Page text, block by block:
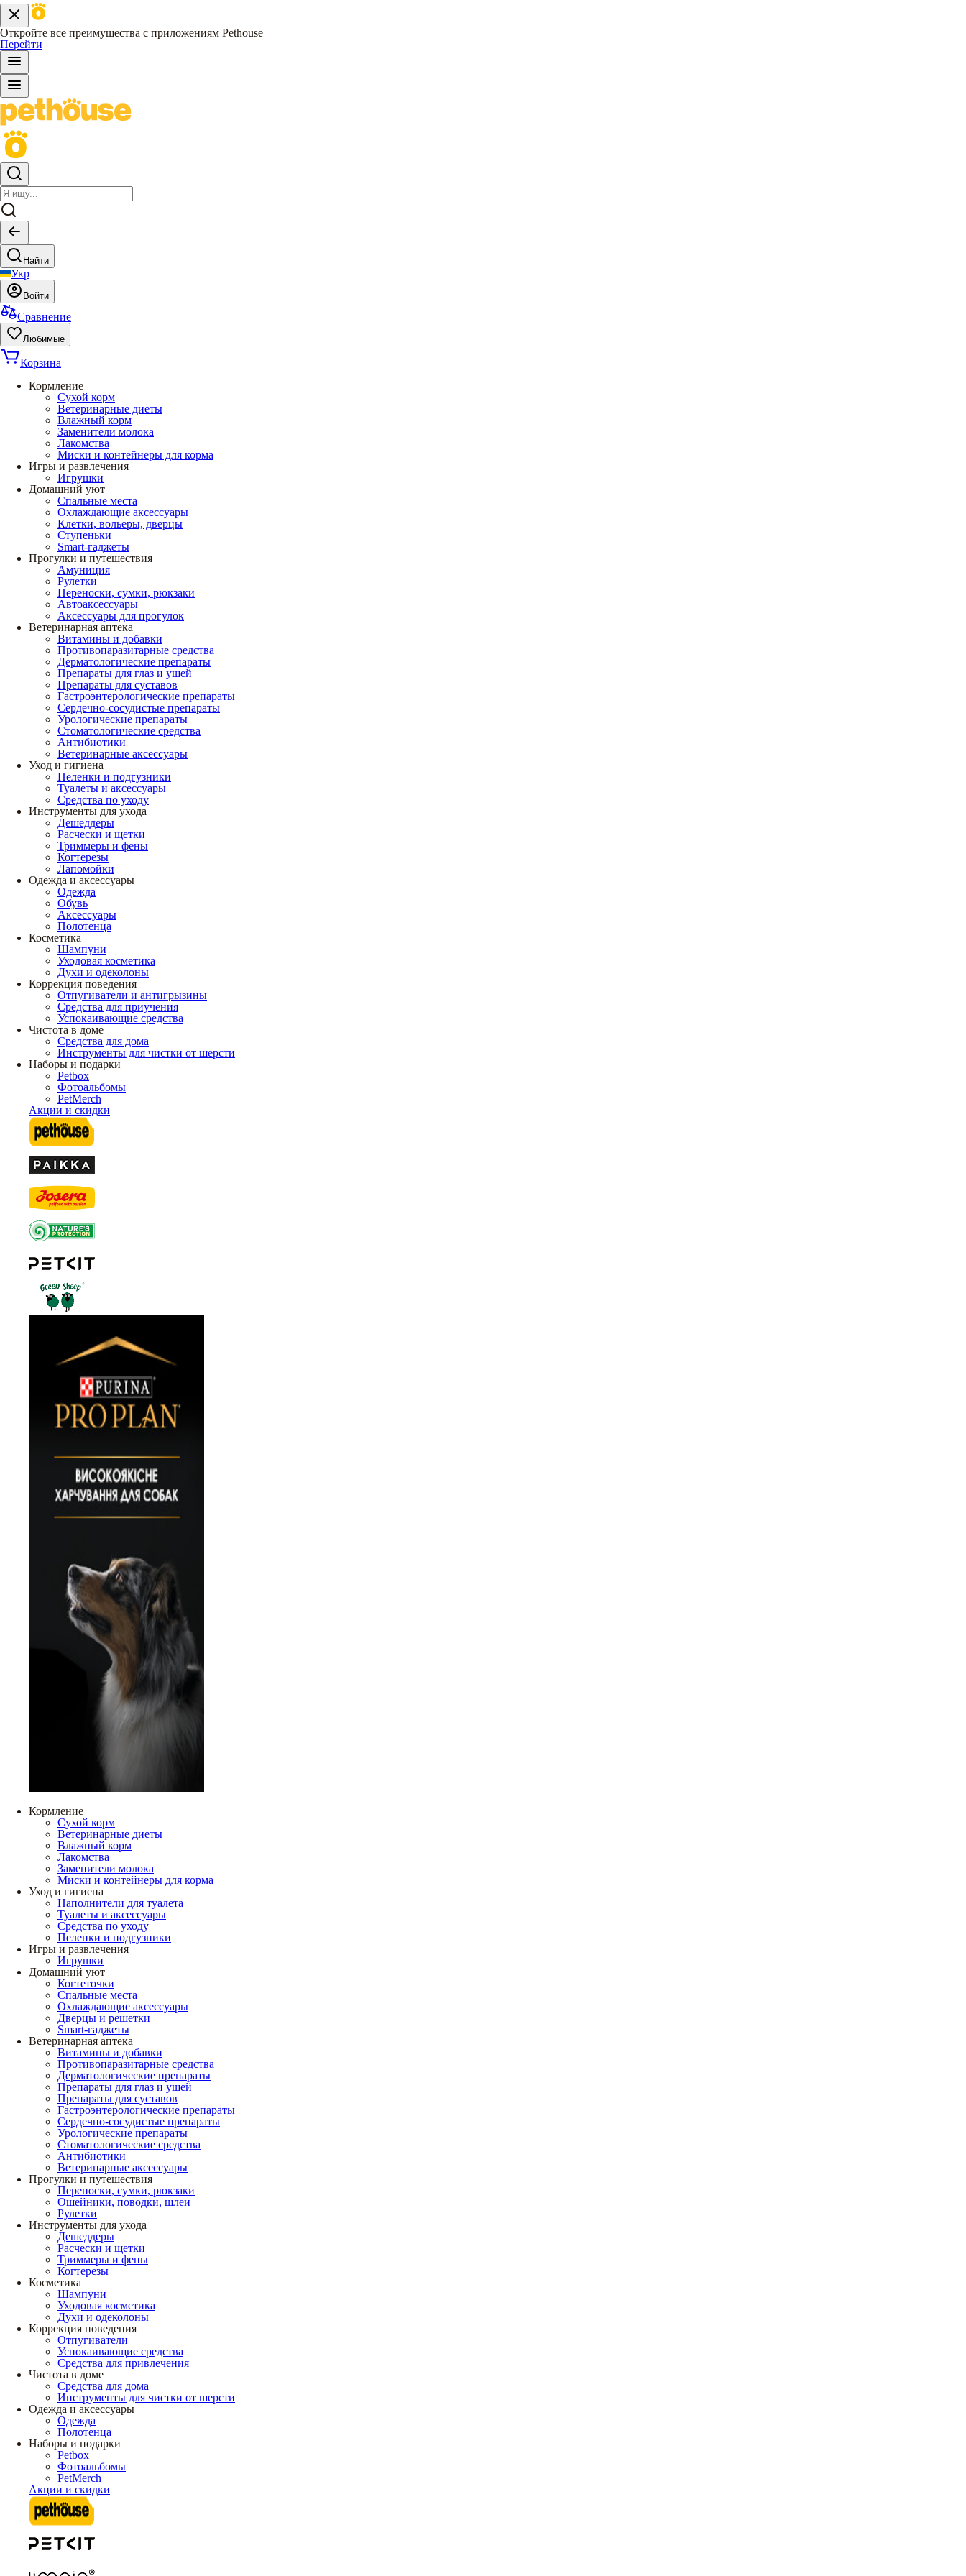
Откройте все преимущества с приложениям Pethouse
Перейти
Найти
Укр
Войти
Сравнение
Любимые
Корзина
Кормление
Сухой корм
Ветеринарные диеты
Влажный корм
Заменители молока
Лакомства
Миски и контейнеры для корма
Игры и развлечения
Игрушки
Домашний уют
Спальные места
Охлаждающие аксессуары
Клетки, вольеры, дверцы
Ступеньки
Smart-гаджеты
Прогулки и путешествия
Амуниция
Рулетки
Переноски, сумки, рюкзаки
Автоаксессуары
Аксессуары для прогулок
Ветеринарная аптека
Витамины и добавки
Противопаразитарные средства
Дерматологические препараты
Препараты для глаз и ушей
Препараты для суставов
Гастроэнтерологические препараты
Сердечно-сосудистые препараты
Урологические препараты
Стоматологические средства
Антибиотики
Ветеринарные аксессуары
Уход и гигиена
Пеленки и подгузники
Туалеты и аксессуары
Средства по уходу
Инструменты для ухода
Дешеддеры
Расчески и щетки
Триммеры и фены
Когтерезы
Лапомойки
Одежда и аксессуары
Одежда
Обувь
Аксессуары
Полотенца
Косметика
Шампуни
Уходовая косметика
Духи и одеколоны
Коррекция поведения
Отпугиватели и антигрызины
Средства для приучения
Успокаивающие средства
Чистота в доме
Средства для дома
Инструменты для чистки от шерсти
Наборы и подарки
Petbox
Фотоальбомы
PetMerch
Акции и скидки
Кормление
Сухой корм
Ветеринарные диеты
Влажный корм
Лакомства
Заменители молока
Миски и контейнеры для корма
Уход и гигиена
Наполнители для туалета
Туалеты и аксессуары
Средства по уходу
Пеленки и подгузники
Игры и развлечения
Игрушки
Домашний уют
Когтеточки
Спальные места
Охлаждающие аксессуары
Дверцы и решетки
Smart-гаджеты
Ветеринарная аптека
Витамины и добавки
Противопаразитарные средства
Дерматологические препараты
Препараты для глаз и ушей
Препараты для суставов
Гастроэнтерологические препараты
Сердечно-сосудистые препараты
Урологические препараты
Стоматологические средства
Антибиотики
Ветеринарные аксессуары
Прогулки и путешествия
Переноски, сумки, рюкзаки
Ошейники, поводки, шлеи
Рулетки
Инструменты для ухода
Дешеддеры
Расчески и щетки
Триммеры и фены
Когтерезы
Косметика
Шампуни
Уходовая косметика
Духи и одеколоны
Коррекция поведения
Отпугиватели
Успокаивающие средства
Средства для привлечения
Чистота в доме
Средства для дома
Инструменты для чистки от шерсти
Одежда и аксессуары
Одежда
Полотенца
Наборы и подарки
Petbox
Фотоальбомы
PetMerch
Акции и скидки